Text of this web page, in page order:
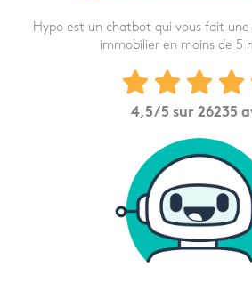
Hypo est un chatbot qui vous fait
immobilier en moins de 5
4,5/5 sur 26235